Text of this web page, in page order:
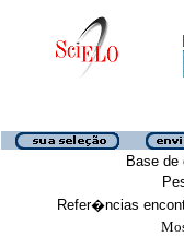
Base de
Refer�ncias